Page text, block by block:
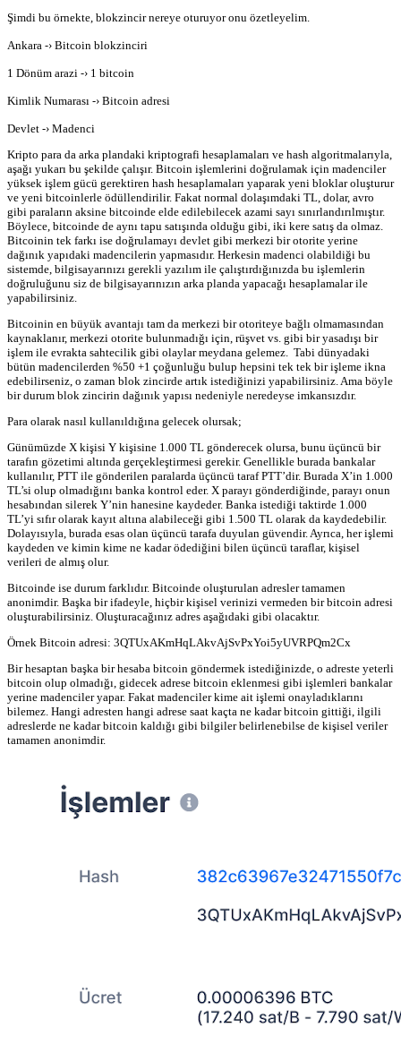
Şimdi bu örnekte, blokzincir nereye oturuyor onu özetleyelim.
Ankara ⁃› Bitcoin blokzinciri
1 Dönüm arazi ⁃› 1 bitcoin
Kimlik Numarası ⁃› Bitcoin adresi
Devlet ⁃› Madenci
Kripto para da arka plandaki kriptografi hesaplamaları ve hash algoritmalarıyla,
aşağı yukarı bu şekilde çalışır. Bitcoin işlemlerini doğrulamak için madenciler
yüksek işlem gücü gerektiren hash hesaplamaları yaparak yeni bloklar oluşturur
ve yeni bitcoinlerle ödüllendirilir. Fakat normal dolaşımdaki TL, dolar, avro
gibi paraların aksine bitcoinde elde edilebilecek azami sayı sınırlandırılmıştır.
Böylece, bitcoinde de aynı tapu satışında olduğu gibi, iki kere satış da olmaz.
Bitcoinin tek farkı ise doğrulamayı devlet gibi merkezi bir otorite yerine
dağınık yapıdaki madencilerin yapmasıdır. Herkesin madenci olabildiği bu
sistemde, bilgisayarınızı gerekli yazılım ile çalıştırdığınızda bu işlemlerin
doğruluğunu siz de bilgisayarınızın arka planda yapacağı hesaplamalar ile
yapabilirsiniz.
Bitcoinin en büyük avantajı tam da merkezi bir otoriteye bağlı olmamasından
kaynaklanır, merkezi otorite bulunmadığı için, rüşvet vs. gibi bir yasadışı bir
işlem ile evrakta sahtecilik gibi olaylar meydana gelemez. Tabi dünyadaki
bütün madencilerden %50 +1 çoğunluğu bulup hepsini tek tek bir işleme ikna
edebilirseniz, o zaman blok zincirde artık istediğinizi yapabilirsiniz. Ama böyle
bir durum blok zincirin dağınık yapısı nedeniyle neredeyse imkansızdır.
Para olarak nasıl kullanıldığına gelecek olursak;
Günümüzde X kişisi Y kişisine 1.000 TL gönderecek olursa, bunu üçüncü bir
tarafın gözetimi altında gerçekleştirmesi gerekir. Genellikle burada bankalar
kullanılır, PTT ile gönderilen paralarda üçüncü taraf PTT’dir. Burada X’in 1.000
TL’si olup olmadığını banka kontrol eder. X parayı gönderdiğinde, parayı onun
hesabından silerek Y’nin hanesine kaydeder. Banka istediği taktirde 1.000
TL’yi sıfır olarak kayıt altına alabileceği gibi 1.500 TL olarak da kaydedebilir.
Dolayısıyla, burada esas olan üçüncü tarafa duyulan güvendir. Ayrıca, her işlemi
kaydeden ve kimin kime ne kadar ödediğini bilen üçüncü taraflar, kişisel
verileri de almış olur.
Bitcoinde ise durum farklıdır. Bitcoinde oluşturulan adresler tamamen
anonimdir. Başka bir ifadeyle, hiçbir kişisel verinizi vermeden bir bitcoin adresi
oluşturabilirsiniz. Oluşturacağınız adres aşağıdaki gibi olacaktır.
Örnek Bitcoin adresi: 3QTUxAKmHqLAkvAjSvPxYoi5yUVRPQm2Cx
Bir hesaptan başka bir hesaba bitcoin göndermek istediğinizde, o adreste yeterli
bitcoin olup olmadığı, gidecek adrese bitcoin eklenmesi gibi işlemleri bankalar
yerine madenciler yapar. Fakat madenciler kime ait işlemi onayladıklarını
bilemez. Hangi adresten hangi adrese saat kaçta ne kadar bitcoin gittiği, ilgili
adreslerde ne kadar bitcoin kaldığı gibi bilgiler belirlenebilse de kişisel veriler
tamamen anonimdir.